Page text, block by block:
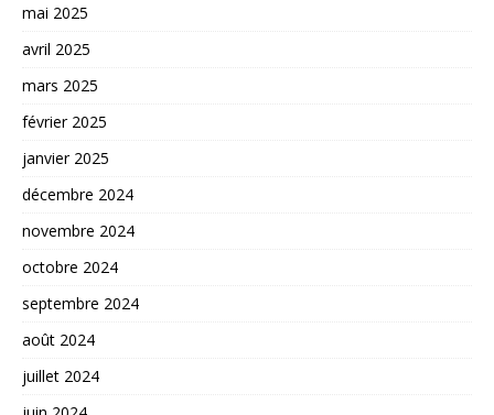
mai 2025
avril 2025
mars 2025
février 2025
janvier 2025
décembre 2024
novembre 2024
octobre 2024
septembre 2024
août 2024
juillet 2024